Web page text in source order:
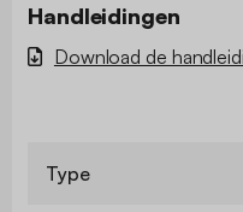
Handleidingen
Download de
Type